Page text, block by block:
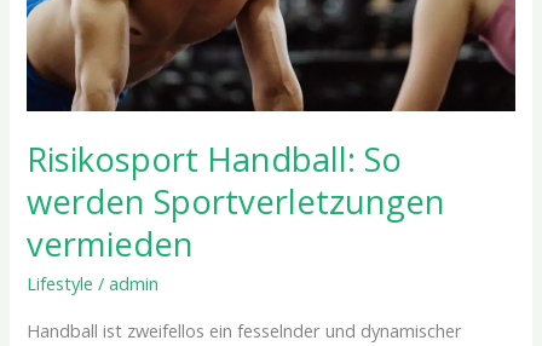
Risikosport Handball: So
werden Sportverletzungen
vermieden
Lifestyle /admin
Handball ist zweifellos ein fesselnder und dynamischer